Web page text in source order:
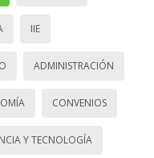
IIE
ADMINISTRACIÓN
CONVENIOS
Y TECNOLOGÍA